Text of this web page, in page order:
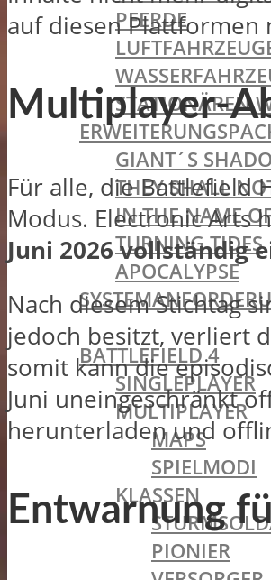
PFERDE
STATIONÄREN
GIANT´S
THEY SHALL
IN THE NAME
TURNING TIDES
APOCALYPSE
BATTLEFIELD OLDIES
BATTLEFIELD 4
SINGLEPLAYER
MULTIPLAYER
MAPS
SPIELMODI
KLASSEN
PIONIER
auf diesen Plattformen
Multiplayer-
Für alle, die Battlefield
Modus. Electronic Arts
Juni 2026 vollständig
Nach diesem Stichtag
jedoch besitzt, verliert
somit kann die
Juni uneingeschränkt
herunterladen und
Entwarnung